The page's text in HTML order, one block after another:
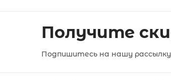
Получите
Подпишитесь на нашу